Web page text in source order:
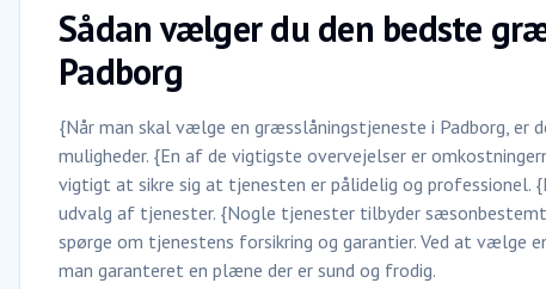
Sådan vælger du den bedste
Padborg
{Når man skal vælge en græsslåningstjeneste i Padborg, er
muligheder. {En af de vigtigste overvejelser er
vigtigt at sikre sig at tjenesten er pålidelig og professionel.
udvalg af tjenester. {Nogle tjenester tilbyder
spørge om tjenestens forsikring og garantier. Ved at vælge
man garanteret en plæne der er sund og frodig.